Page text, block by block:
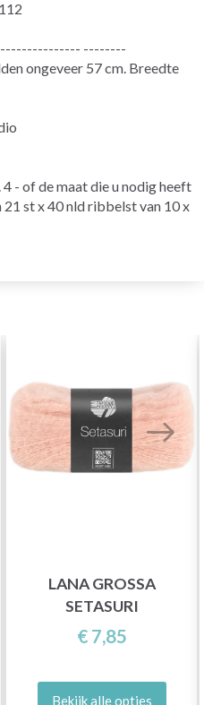
--------
ongeveer 57 cm. Breedte
- of de maat die u nodig heeft
st x 40 nld ribbelst van 10 x
LANA GROSSA
SETASURI
€ 7,85
Bekijk alle opties